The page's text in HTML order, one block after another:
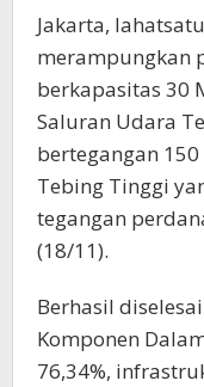
Jakarta,
merampungkan
berkapasitas 30
Saluran Udara
bertegangan
Tebing Tinggi
tegangan
(18/11).
Berhasil
Komponen
76,34%,